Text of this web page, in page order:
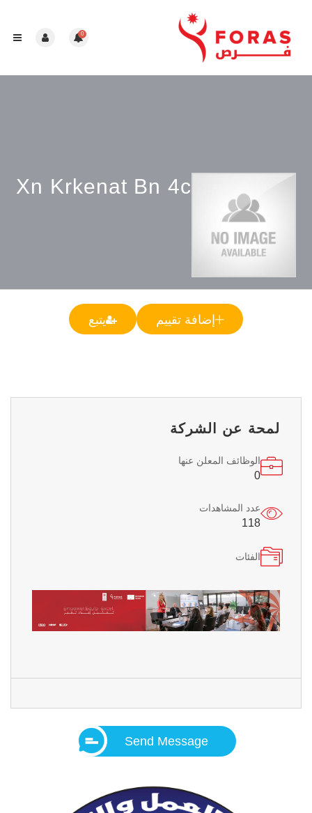
0
Xn Krkenat Bn 4c
إضافة تقييم يتبع
لمحة عن الشركة
الوظائف المعلن عنها
0
عدد المشاهدات
118
الفئات
Send Message